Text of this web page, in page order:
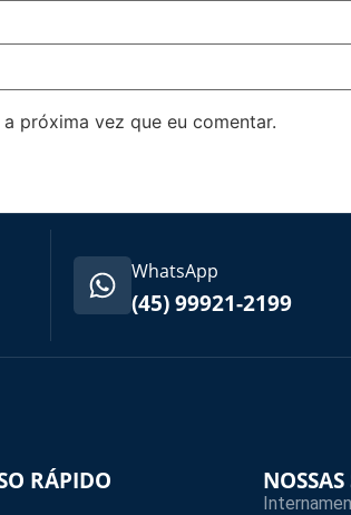
próxima vez que eu comentar.
WhatsApp
(45) 99921-2199
RÁPIDO